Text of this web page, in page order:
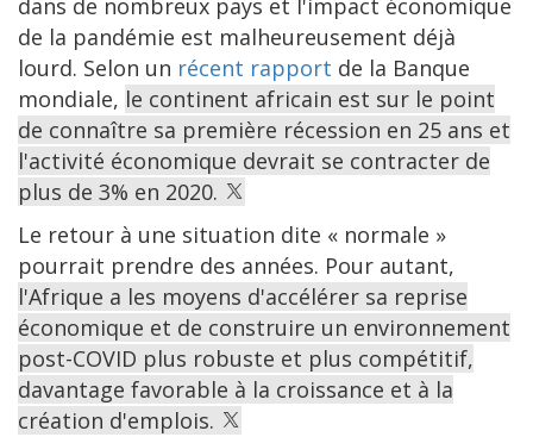
dans de nombreux pays et l'impact économique
de la pandémie est malheureusement déjà
lourd. Selon un récent rapport de la Banque
mondiale, le continent africain est sur le point
de connaître sa première récession en 25 ans et
l'activité économique devrait se contracter de
plus de 3% en 2020.
Le retour à une situation dite « normale »
pourrait prendre des années. Pour autant,
l'Afrique a les moyens d'accélérer sa reprise
économique et de construire un environnement
post-COVID plus robuste et plus compétitif,
davantage favorable à la croissance et à la
création d'emplois.